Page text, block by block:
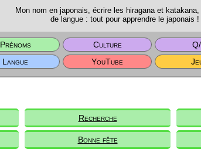
Mon nom en japonais, écrire les hiragana et
de langue : tout pour apprendre le japonais !
Prénoms Culture
Langue YouTube
Recherche
Bonne fête